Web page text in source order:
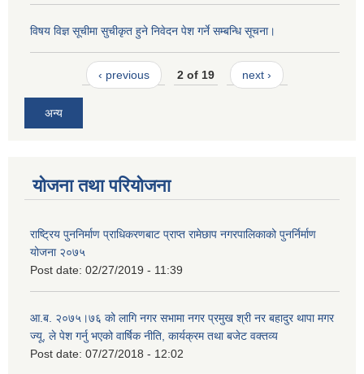
विषय विज्ञ सूचीमा सुचीकृत हुने निवेदन पेश गर्ने सम्बन्धि सूचना।
‹ previous 2 of 19 next ›
अन्य
योजना तथा परियोजना
राष्ट्रिय पुननिर्माण प्राधिकरणबाट प्राप्त रामेछाप नगरपालिकाको पुनर्निर्माण
योजना २०७५
Post date: 02/27/2019 - 11:39
आ.ब. २०७५।७६ को लागि नगर सभामा नगर प्रमुख श्री नर बहादुर थापा मगर
ज्यू, ले पेश गर्नु भएको वार्षिक नीति, कार्यक्रम तथा बजेट वक्तव्य
Post date: 07/27/2018 - 12:02